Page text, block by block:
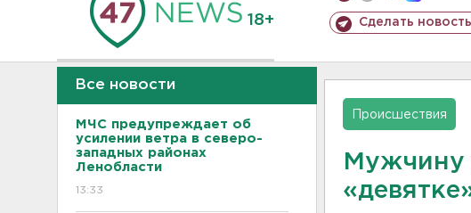
18+ Сделать новость
Все новости
МЧС предупреждает об
усилении ветра в северо-
западных районах
Ленобласти
13:33
Происшествия
Мужчину